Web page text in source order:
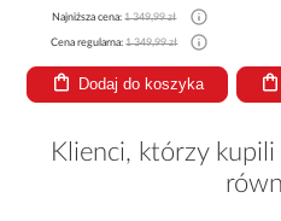
Najniższa cena:1 349,99 zł
Cena regularna:1 349,99 zł
Dodaj do koszyka
Klienci, którzy